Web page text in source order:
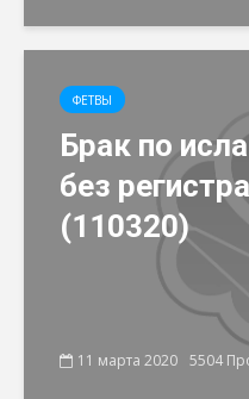
ФЕТВЫ
Брак по
без
(110320)
11 марта 2020 5504